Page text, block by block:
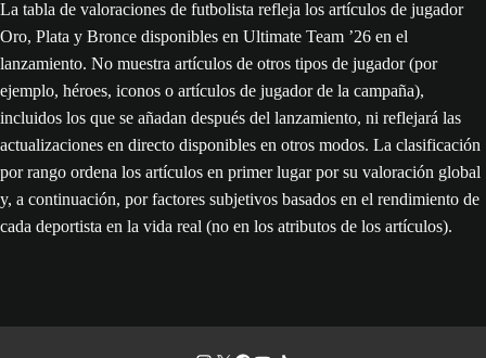
La tabla de valoraciones de futbolista refleja los artículos de jugador
Oro, Plata y Bronce disponibles en Ultimate Team ’26 en el
lanzamiento. No muestra artículos de otros tipos de jugador (por
ejemplo, héroes, iconos o artículos de jugador de la campaña),
incluidos los que se añadan después del lanzamiento, ni reflejará las
actualizaciones en directo disponibles en otros modos. La clasificación
por rango ordena los artículos en primer lugar por su valoración global
y, a continuación, por factores subjetivos basados en el rendimiento de
cada deportista en la vida real (no en los atributos de los artículos).